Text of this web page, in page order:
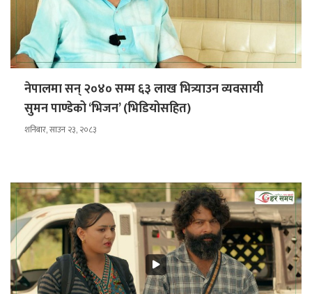
नेपालमा सन् २०४० सम्म ६३ लाख भित्र्याउन व्यवसायी
सुमन पाण्डेको ‘भिजन’ (भिडियोसहित)
शनिबार, साउन २३, २०८३